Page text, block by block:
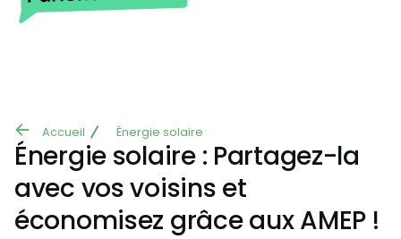
Aller au contenu principal
Fil
d'Ariane
Accueil Énergie solaire
Énergie solaire : Partagez-la
avec vos voisins et
économisez grâce aux AMEP !